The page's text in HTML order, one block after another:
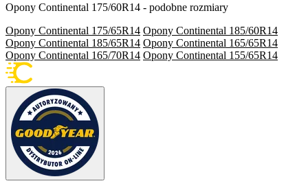
Opony Continental 175/60R14 - podobne rozmiary
Opony Continental 175/65R14 Opony Continental 185/60R14
Opony Continental 185/65R14 Opony Continental 165/65R14
Opony Continental 165/70R14 Opony Continental 155/65R14